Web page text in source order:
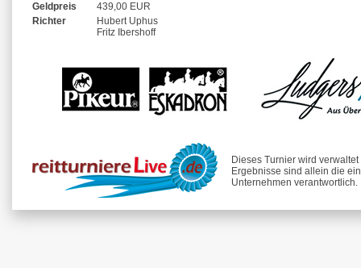
Geldpreis
439,00 EUR
Richter
Hubert Uphus
Fritz Ibershoff
Dieses Turnier wird
Ergebnisse sind allein die
Unternehmen verantwortlich.